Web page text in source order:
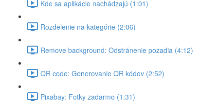
Kde sa aplikácie nachádzajú (1:01)
Rozdelenie na kategórie (2:06)
Remove background: Odstránenie pozadia (4:12)
QR code: Generovanie QR kódov (2:52)
Pixabay: Fotky zadarmo (1:31)